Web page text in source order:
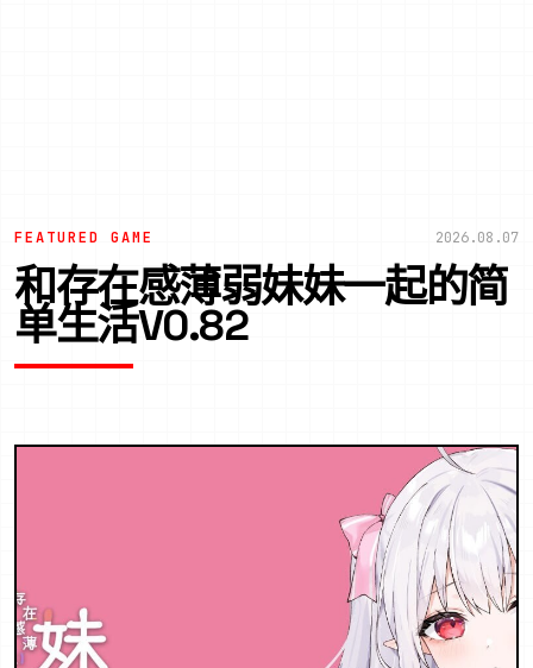
FEATURED GAME 2026.08.07
和存在感薄弱妹妹一起的简
单生活V0.82